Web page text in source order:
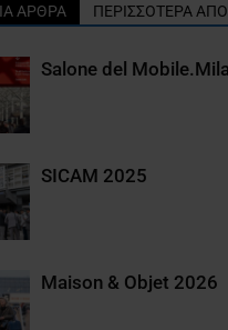
ΑΡΘΡΑ ΠΕΡΙΣΣΟΤΕΡΑ
Salone del
SICAM 2025
Maison & Objet 2026